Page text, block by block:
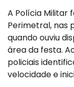
A Polícia Militar
Perimetral, nas
quando ouviu
área da festa.
policiais
velocidade e